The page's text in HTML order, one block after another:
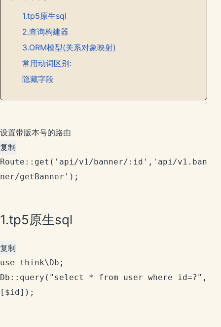
1.tp5原生sql
2.查询构建器
3.ORM模型(关系对象映射)
常用动词区别:
隐藏字段
设置带版本号的路由
复制
Route::get('api/v1/banner/:id','api/v1.ban
ner/getBanner');
1.tp5原生sql
复制
use think\Db;
Db::query("select * from user where id=?",
[$id]);